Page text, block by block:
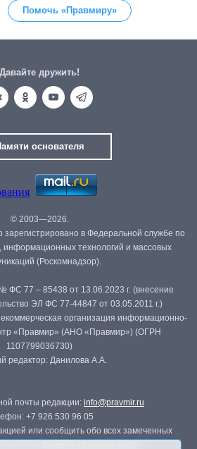
Помочь «Правмиру»
Давайте дружить!
основателя
© 2003—2026.
в Федеральной службе по
информационных технологий и массовых
(Роскомнадзор).
ФС 77 – 85438 от 13.06.2023 г. (внесение
ЭЛ ФС 77-44847 от 03.05.2011 г.)
организация информационно-
«Правмир» (АНО «Правмир») (ОГРН
1107799036730)
редактор: Данилова А.А.
почты редакции: info@pravmir.ru
+7 926 530 96 05
или сообщить обо всех замеченных